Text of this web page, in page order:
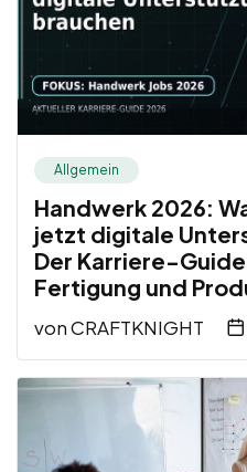
Allgemein
Handwerk 2026:
jetzt digitale
Der Karriere-
Fertigung und
vonCRAFTKNIGHT